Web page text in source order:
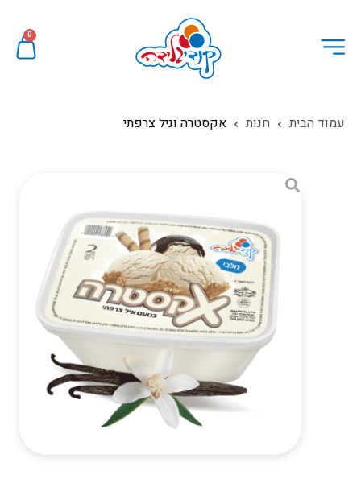
0
עמוד הבית חנות אקסטרה וניל צרפתי